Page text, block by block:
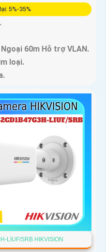
5%-35%
60m Hỗ trợ VLAN.
loại.
LIUF/SRB HIKVISION